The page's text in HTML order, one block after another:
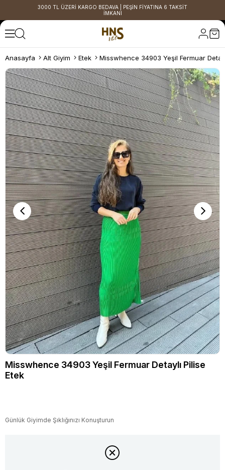
3000 TL ÜZERİ KARGO BEDAVA | PEŞİN FİYATINA 6 TAKSİT
İMKANI
Anasayfa Alt Giyim Etek Misswhence 34903 Yeşil Fermuar
Misswhence 34903 Yeşil Fermuar Detaylı Pilise
Etek
Günlük Giyimde Şıklığınızı Konuşturun